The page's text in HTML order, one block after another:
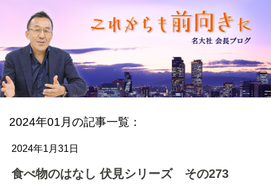
2024年01月の記事一覧：
2024年1月31日
食べ物のはなし 伏見シリーズ その273